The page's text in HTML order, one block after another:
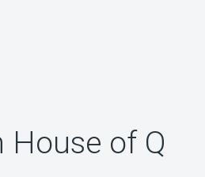
House of Q